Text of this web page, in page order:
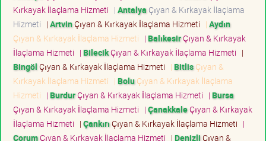
Kırkayak İlaçlama Hizmeti | Antalya Çıyan & Kırkayak İlaçlama
Hizmeti | ArtvinÇıyan & Kırkayak İlaçlama Hizmeti | Aydın
Çıyan & Kırkayak İlaçlama Hizmeti | BalıkesirÇıyan & Kırkayak
İlaçlama Hizmeti | BilecikÇıyan & Kırkayak İlaçlama Hizmeti |
BingölÇıyan & Kırkayak İlaçlama Hizmeti | BitlisÇıyan &
Kırkayak İlaçlama Hizmeti | BoluÇıyan & Kırkayak İlaçlama
Hizmeti | BurdurÇıyan & Kırkayak İlaçlama Hizmeti | Bursa
Çıyan & Kırkayak İlaçlama Hizmeti | ÇanakkaleÇıyan & Kırkayak
İlaçlama Hizmeti | ÇankırıÇıyan & Kırkayak İlaçlama Hizmeti |
ÇorumÇıyan & Kırkayak İlaçlama Hizmeti | DenizliÇıyan &